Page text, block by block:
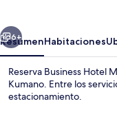
Siguiente
6+
ResumenHabitaciones
Reserva Business Hotel
Kumano. Entre los
estacionamiento.